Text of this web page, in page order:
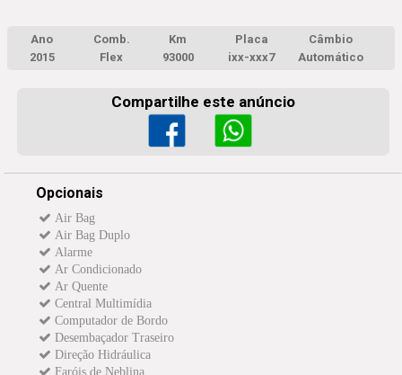
Ano
2015
Comb.
Flex
Km
93000
Placa
ixx-xxx7
Câmbio
Automático
Compartilhe este anúncio
Opcionais
Air Bag
Air Bag Duplo
Alarme
Ar Condicionado
Ar Quente
Central Multimídia
Computador de Bordo
Desembaçador Traseiro
Direção Hidráulica
Faróis de Neblina